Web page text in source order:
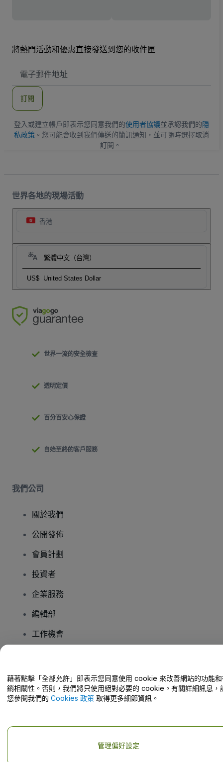
將熱門活動和優惠直接發送到您的收件匣
子
地
訂閱
登入或建立帳戶即表示您同意我們的使用者協議並承認我們的隱
私政策 。您可能會收到我們傳送的簡訊通知，並可隨時選擇取消
訂閱。
世界各地的現場活動
香港
繁體中文（台灣）
US$ United States Dollar
世界一流的安全檢查
透明定價
百分百安心保證
自始至終的客戶服務
我們公司
關於我們
公開發佈
會員計劃
投資者
企業服務
編輯部
工作機會
幫助中心 / 聯絡我們
公司詳情
藉著點擊「全部允許」即表示您同意使用 cookie 來改善網站的功能
銷相關性。否則，我們將只使用絕對必要的 cookie。有關詳細訊息，
您參閱我們的 Cookies 政策 取得更多細節資訊。
管理偏好設定